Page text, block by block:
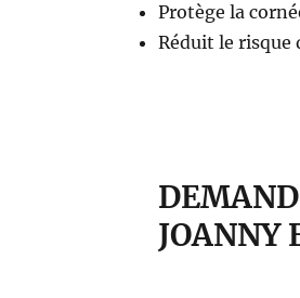
Protège la
Réduit le risque
JOANNY